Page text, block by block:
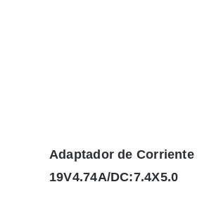
Adaptador de Corriente
19V4.74A/DC:7.4X5.0